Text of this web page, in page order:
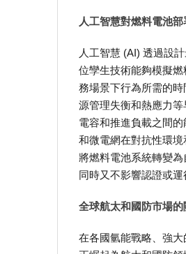
人工智慧對燃料電池
人工智慧 (AI) 透過設
位孿生技術能夠模擬
務場景下行為所需的
源管理失衡和熱應力
電容和推進負載之間
和微電網在對抗性環
將燃料電池系統轉變
同時又不影響認證或運
全球航太和國防市場
在各國氫能戰略、強